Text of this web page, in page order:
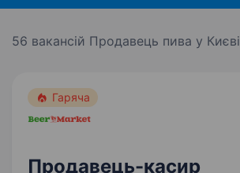
56 вакансій Продавець пива у Києві
Гаряча
Продавець-касир